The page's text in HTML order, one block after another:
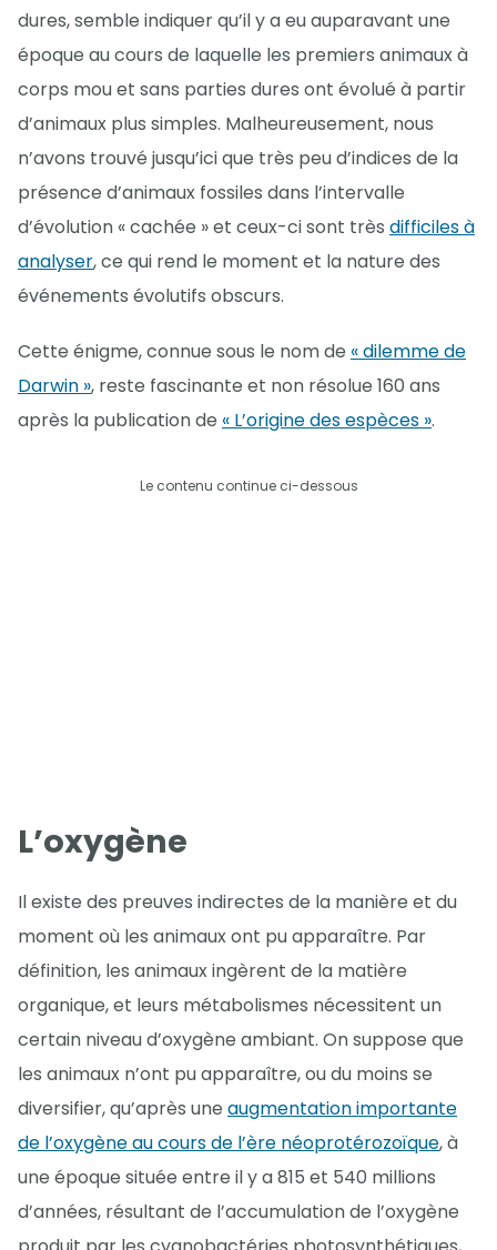
dures, semble indiquer qu’il y a eu auparavant une
époque au cours de laquelle les premiers animaux à
corps mou et sans parties dures ont évolué à partir
d’animaux plus simples. Malheureusement, nous
n’avons trouvé jusqu’ici que très peu d’indices de la
présence d’animaux fossiles dans l’intervalle
d’évolution « cachée » et ceux-ci sont très difficiles à
analyser, ce qui rend le moment et la nature des
événements évolutifs obscurs.
Cette énigme, connue sous le nom de « dilemme de
Darwin », reste fascinante et non résolue 160 ans
après la publication de « L’origine des espèces ».
Le contenu continue ci-dessous
L’oxygène
Il existe des preuves indirectes de la manière et du
moment où les animaux ont pu apparaître. Par
définition, les animaux ingèrent de la matière
organique, et leurs métabolismes nécessitent un
certain niveau d’oxygène ambiant. On suppose que
les animaux n’ont pu apparaître, ou du moins se
diversifier, qu’après une augmentation importante
de l’oxygène au cours de l’ère néoprotérozoïque, à
une époque située entre il y a 815 et 540 millions
d’années, résultant de l’accumulation de l’oxygène